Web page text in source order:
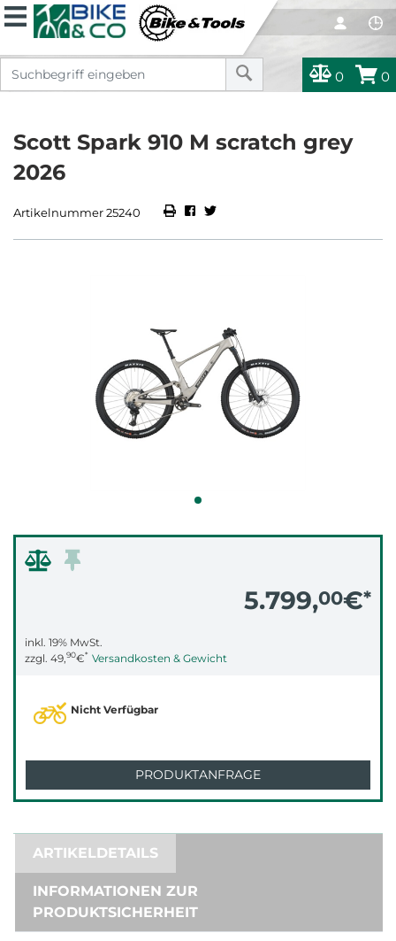
0 0
Scott Spark 910 M scratch grey
2026
Artikelnummer 25240
5.799,00€*
inkl. 19% MwSt.
zzgl. 49,90€* Versandkosten & Gewicht
Nicht Verfügbar
PRODUKTANFRAGE
ARTIKELDETAILS
INFORMATIONEN ZUR
PRODUKTSICHERHEIT